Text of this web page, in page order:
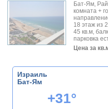
Бат-Ям,
комната +
18 этаж из
45 кв.м,
парковка
Цена за
Израиль
Бат-Ям
+31°